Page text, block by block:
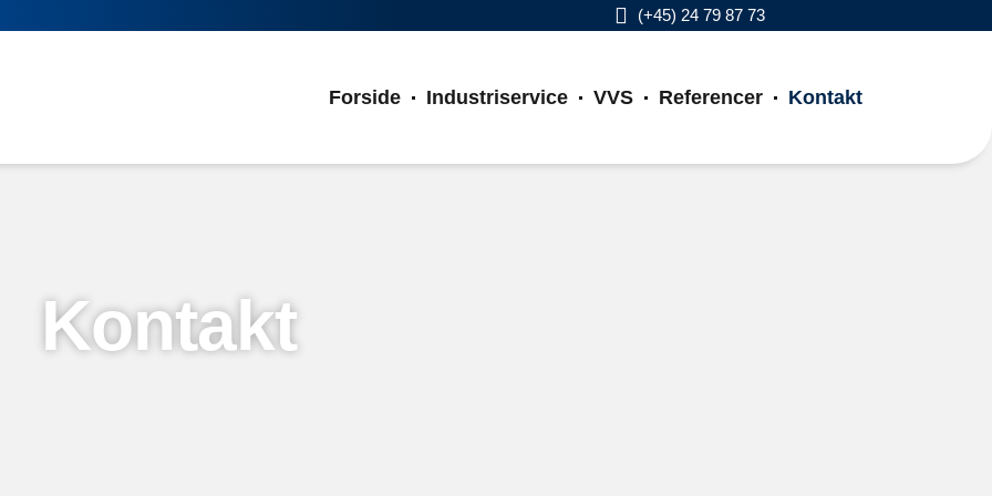
(+45) 24 79 87 73
Forside Industriservice VVS Referencer Kontakt
Kontakt